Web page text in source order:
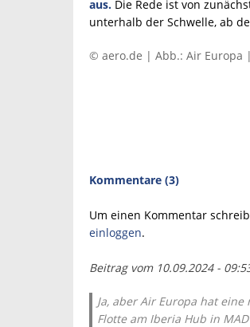
aus. Die Rede ist von
unterhalb der Schwelle, ab
© aero.de | Abb.: Air Europa
Kommentare (3)
Um einen Kommentar
einloggen.
Beitrag vom 10.09.2024 -
Ja, aber Air Europa hat
Flotte am Iberia Hub in